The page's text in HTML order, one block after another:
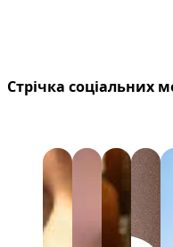
Стрічка соціальних